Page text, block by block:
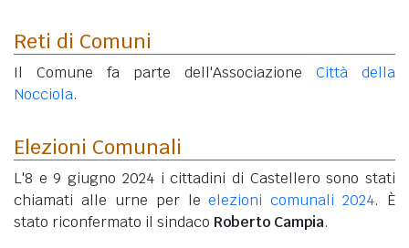
Reti di Comuni
Il Comune fa parte dell'Associazione Città della
Nocciola.
Elezioni Comunali
L'8 e 9 giugno 2024 i cittadini di Castellero sono stati
chiamati alle urne per leelezioni comunali 2024. È
stato riconfermato il sindaco Roberto Campia.